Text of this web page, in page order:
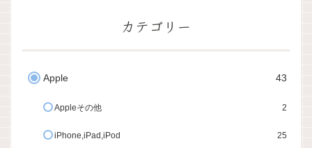
カテゴリー
Apple 43
Appleその他 2
iPhone,iPad,iPod 25